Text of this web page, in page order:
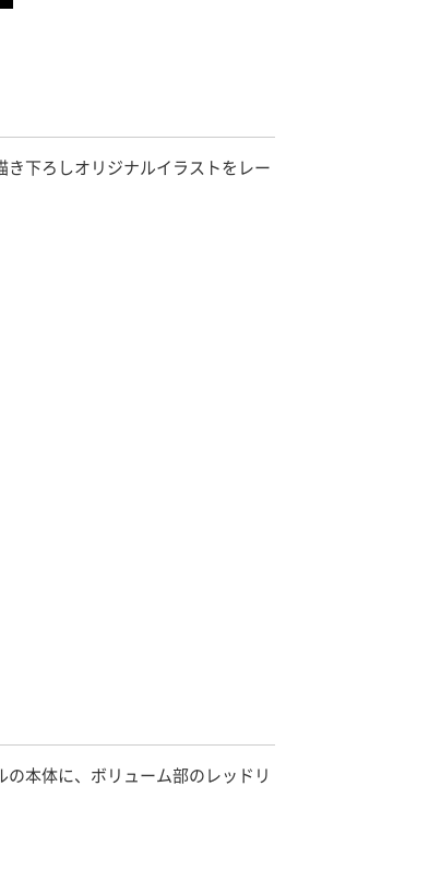
下ろしオリジナルイラストをレー
本体に、ボリューム部のレッドリ